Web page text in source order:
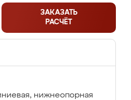
ЗАКАЗАТЬ
РАСЧЁТ
нижнеопорная